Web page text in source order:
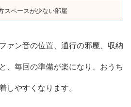
スペースが少ない部屋
ァン音の位置、通行の邪魔、収納
、毎回の準備が楽になり、おうち
しやすくなります。